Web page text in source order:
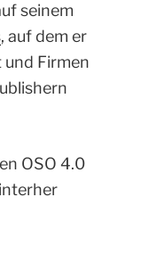
seinem
, auf dem er
Firmen
OSO 4.0